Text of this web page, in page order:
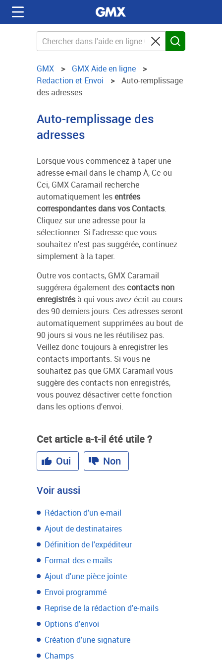
GMX
GMX Aide en ligne
Redaction et Envoi
Auto-remplissage
des adresses
Auto-remplissage des
adresses
Lorsque vous commencez à taper une
adresse e-mail dans le champÀ, Cc ou
Cci, GMX Caramail recherche
automatiquement lesentrées
correspondantes dans vos Contacts.
Cliquez sur une adresse pour la
sélectionner. Si l'adresse que vous
souhaitez n'est pas suggérée, continuez
simplement à la taper.
Outre vos contacts, GMX Caramail
suggérera également descontacts non
enregistrésà qui vous avez écrit au cours
des 90 derniers jours. Ces adresses seront
automatiquement supprimées au bout de
90 jours si vous ne les réutilisez pas.
Veillez donc toujours à enregistrer les
contacts importants. Si vous ne
souhaitez pas que GMX Caramail vous
suggère des contacts non enregistrés,
vous pouvez désactiver cette fonction
dans les options d'envoi.
Cet article a-t-il été utile ?
Oui
Non
Voir aussi
Rédaction d'un e-mail
Ajout de destinataires
Définition de l'expéditeur
Format des e-mails
Ajout d'une pièce jointe
Envoi programmé
Reprise de la rédaction d'e-mails
Options d'envoi
Création d'une signature
Champs